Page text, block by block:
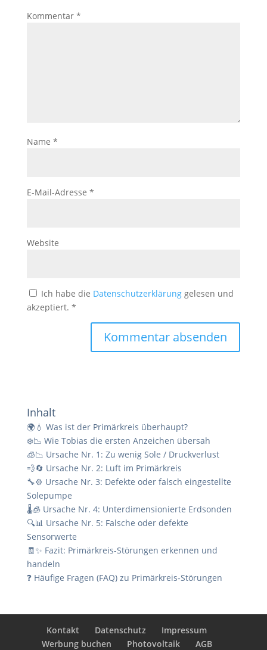
Kommentar *
Name *
E-Mail-Adresse *
Website
Ich habe die Datenschutzerklärung gelesen und
akzeptiert. *
Inhalt
🌍💧 Was ist der Primärkreis überhaupt?
❄️📉 Wie Tobias die ersten Anzeichen übersah
🧊📉 Ursache Nr. 1: Zu wenig Sole / Druckverlust
💨🔄 Ursache Nr. 2: Luft im Primärkreis
🔧⚙️ Ursache Nr. 3: Defekte oder falsch eingestellte
Solepumpe
🌡️🧊 Ursache Nr. 4: Unterdimensionierte Erdsonden
🔍📊 Ursache Nr. 5: Falsche oder defekte
Sensorwerte
🧾✨ Fazit: Primärkreis-Störungen erkennen und
handeln
❓ Häufige Fragen (FAQ) zu Primärkreis‑Störungen
Kontakt Datenschutz
Impressum
Werbung buchen
Photovoltaik AGB